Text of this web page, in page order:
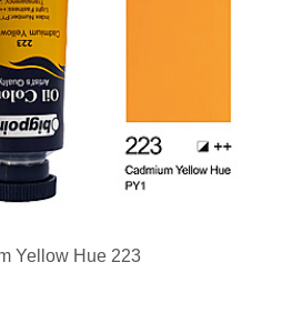
Yellow Hue 223